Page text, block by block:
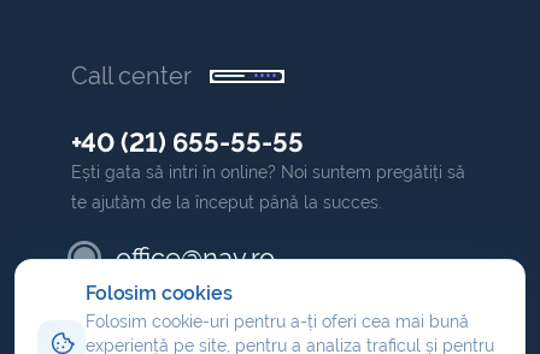
Call center
+40 (21) 655-55-55
Ești gata să intri în online? Noi suntem pregătiți să
te ajutăm de la început până la succes.
office@nav.ro
partener
Folosim cookies
Folosim cookie-uri pentru a-ți oferi cea mai bună
experiență pe site, pentru a analiza traficul și pentru